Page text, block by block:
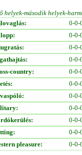
helyek-második helyek-
0-0-
0-0-
0-0-
0-0-
country:
0-0-
0-0-
0-0-
0-0-
0-0-
0-0-
pleasure:
0-0-